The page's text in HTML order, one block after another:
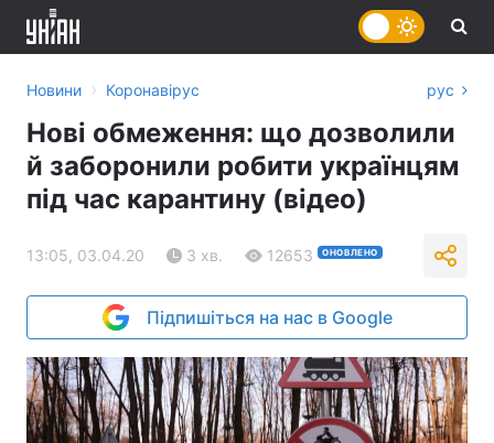
Новини › Коронавірус рус
Нові обмеження: що дозволили
й заборонили робити українцям
під час карантину (відео)
13:05, 03.04.20 3 хв. 12653 ОНОВЛЕНО
Підпишіться на нас в Google